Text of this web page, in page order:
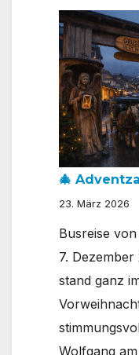
&
am
🎄
23. März 2026
Busreise
7.
stand ganz
Wolfgang